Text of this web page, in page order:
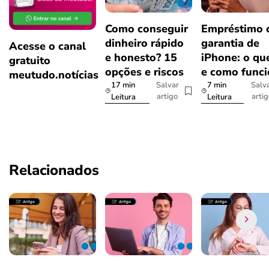
Acesse o canal
gratuito
meutudo.notícias
Como conseguir
dinheiro rápido
e honesto? 15
opções e riscos
17 min
Leitura
Salvar
artigo
Empréstimo
garantia de
iPhone: o
e como
7 min
Leitura
Relacionados